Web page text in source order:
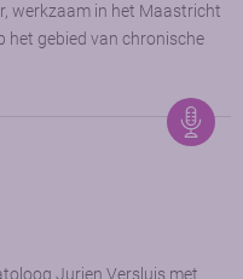
werkzaam in het Maastricht
het gebied van chronische
Jurjen Versluis met